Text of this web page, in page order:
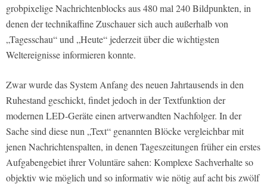
grobpixelige Nachrichtenblocks aus 480 mal 240 Bildpunkten, in
denen der technikaffine Zuschauer sich auch außerhalb von
„Tagesschau“ und „Heute“ jederzeit über die wichtigsten
Weltereignisse informieren konnte.
Zwar wurde das System Anfang des neuen Jahrtausends in den
Ruhestand geschickt, findet jedoch in der Textfunktion der
modernen LED-Geräte einen artverwandten Nachfolger. In der
Sache sind diese nun „Text“ genannten Blöcke vergleichbar mit
jenen Nachrichtenspalten, in denen Tageszeitungen früher ein erstes
Aufgabengebiet ihrer Voluntäre sahen: Komplexe Sachverhalte so
objektiv wie möglich und so informativ wie nötig auf acht bis zwölf